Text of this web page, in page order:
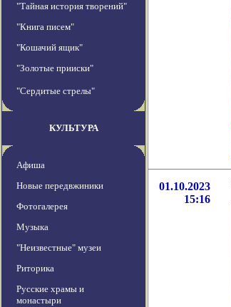
"Тайная история творений"
"Книга писем"
"Кошачий ящик"
"Золотые прииски"
"Сердитые стрелы"
КУЛЬТУРА
Афиша
Новые передвжиники
Фотогалерея
Музыка
"Неизвестные" музеи
Риторика
Русские храмы и
монастыри
01.10.2023
15:16